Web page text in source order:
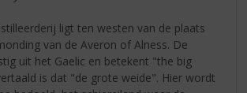
ligt ten westen van de plaats
van de Averon of Alness. De
uit het Gaelic en betekent "the big
is dat "de grote weide". Hier wordt